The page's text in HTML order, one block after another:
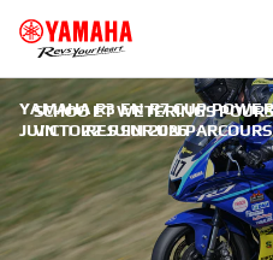
SCHOO ET WETERINGS
VICTOIRES SUR UN
YAMAHA R3 EN R7 CUP
JUIN | 22 JUIN 2026